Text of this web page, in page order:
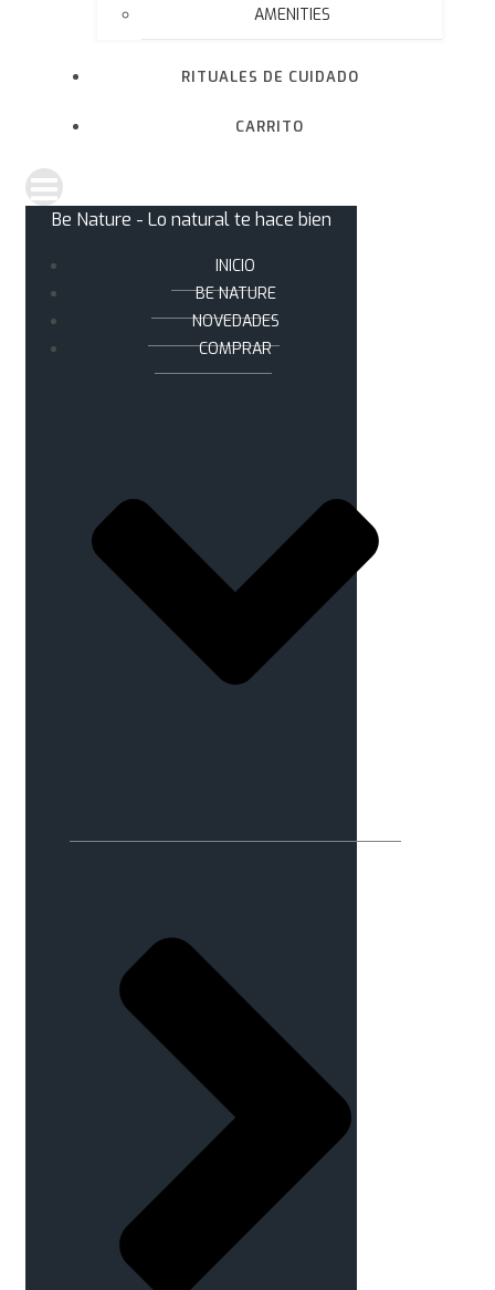
AMENITIES
RITUALES DE CUIDADO
CARRITO
Be Nature - Lo natural te hace bien
INICIO
BE NATURE
NOVEDADES
COMPRAR